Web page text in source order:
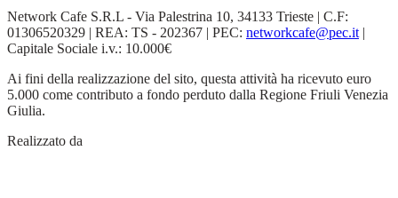
Network Cafe S.R.L - Via Palestrina 10, 34133 Trieste | C.F:
01306520329 | REA: TS - 202367 | PEC: networkcafe@pec.it |
Capitale Sociale i.v.: 10.000€
Ai fini della realizzazione del sito, questa attività ha ricevuto euro
5.000 come contributo a fondo perduto dalla Regione Friuli Venezia
Giulia.
Realizzato da